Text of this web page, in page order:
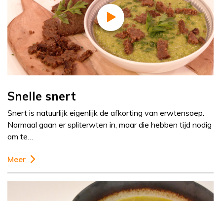
Snelle snert
Snert is natuurlijk eigenlijk de afkorting van erwtensoep.
Normaal gaan er spliterwten in, maar die hebben tijd nodig
om te…
Meer